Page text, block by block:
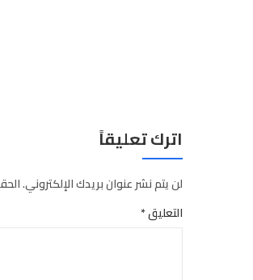
اترك تعليقاً
لن يتم نشر عنوان بريدك الإلكتروني.
التعليق*